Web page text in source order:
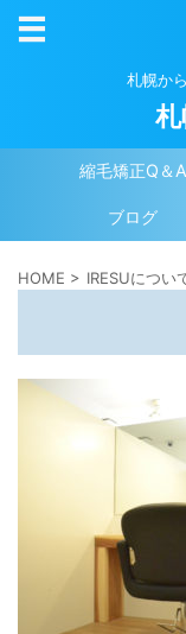
札幌か
縮毛矯正Q＆A
ブログ
HOME > IRESUについ